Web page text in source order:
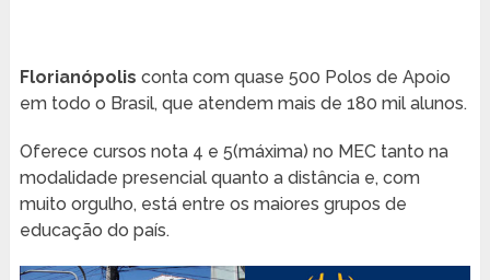
Florianópolis conta com quase 500 Polos de Apoio
em todo o Brasil, que atendem mais de 180 mil alunos.
Oferece cursos nota 4 e 5(máxima) no MEC tanto na
modalidade presencial quanto a distância e, com
muito orgulho, está entre os maiores grupos de
educação do país.